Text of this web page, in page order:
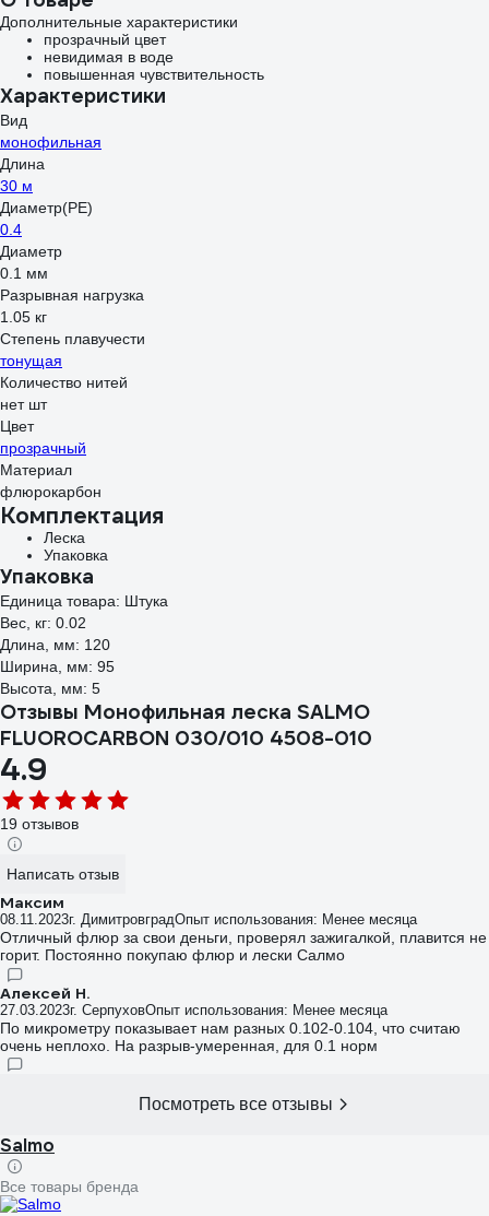
LJOSSU-712ULF
Дополнительные характеристики
прозрачный цвет
невидимая в воде
повышенная чувствительность
Характеристики
Вид
монофильная
Длина
30 м
Диаметр(PE)
0.4
Диаметр
0.1 мм
Разрывная нагрузка
1.05 кг
Степень плавучести
тонущая
Количество нитей
нет шт
Цвет
прозрачный
Материал
флюрокарбон
Комплектация
Леска
Упаковка
Упаковка
Единица товара: Штука
Вес, кг: 0.02
Длина, мм: 120
Ширина, мм: 95
Высота, мм: 5
Отзывы Монофильная леска SALMO
FLUOROCARBON 030/010 4508-010
4.9
19 отзывов
Написать отзыв
Максим
08.11.2023г. ДимитровградОпыт использования: Менее месяца
Отличный флюр за свои деньги, проверял зажигалкой, плавится не
горит. Постоянно покупаю флюр и лески Салмо
Алексей Н.
27.03.2023г. СерпуховОпыт использования: Менее месяца
По микрометру показывает нам разных 0.102-0.104, что считаю
очень неплохо. На разрыв-умеренная, для 0.1 норм
Посмотреть все отзывы
Salmo
Все товары бренда